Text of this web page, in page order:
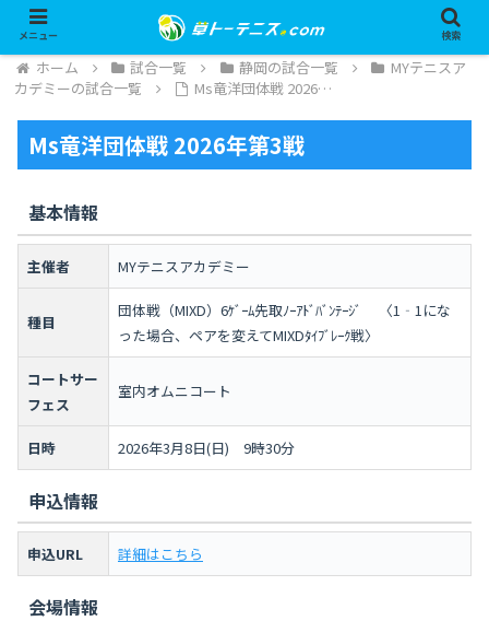
ホーム 試合一覧 静岡の試合一覧
MYテニスア
カデミーの試合一覧
Ms竜洋団体戦 2026…
Ms竜洋団体戦 2026年第3戦
基本情報
主催者 MYテニスアカデミー
種目
団体戦（MIXD）6ｹﾞｰﾑ先取ﾉｰｱﾄﾞﾊﾞﾝﾃｰｼﾞ 〈1‐1にな
った場合、ペアを変えてMIXDﾀｲﾌﾞﾚｰｸ戦〉
コートサー
フェス
室内オムニコート
日時 2026年3月8日(日) 9時30分
申込情報
申込URL 詳細はこちら
会場情報
メニュー 検索